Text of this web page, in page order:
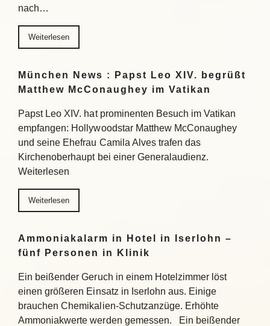
nach…
Weiterlesen
München News : Papst Leo XIV. begrüßt
Matthew McConaughey im Vatikan
Papst Leo XIV. hat prominenten Besuch im Vatikan
empfangen: Hollywoodstar Matthew McConaughey
und seine Ehefrau Camila Alves trafen das
Kirchenoberhaupt bei einer Generalaudienz.
Weiterlesen
Weiterlesen
Ammoniakalarm in Hotel in Iserlohn –
fünf Personen in Klinik
Ein beißender Geruch in einem Hotelzimmer löst
einen größeren Einsatz in Iserlohn aus. Einige
brauchen Chemikalien-Schutzanzüge. Erhöhte
Ammoniakwerte werden gemessen. Ein beißender